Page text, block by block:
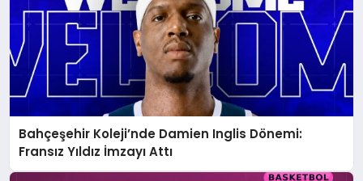
Bahçeşehir Koleji’nde Damien Inglis Dönemi:
Fransız Yıldız İmzayı Attı